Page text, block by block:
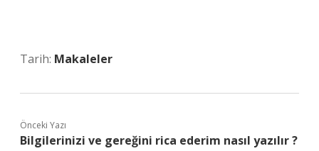
Tarih: Makaleler
Önceki Yazı
Bilgilerinizi ve gereğini rica ederim nasıl yazılır ?